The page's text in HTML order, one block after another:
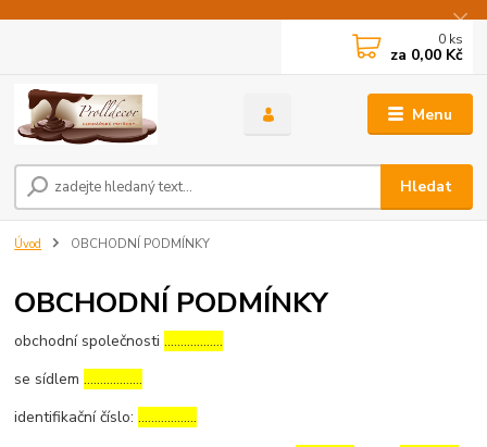
Menu
Hledat
0 ks
za 0,00 Kč
Úvod OBCHODNÍ PODMÍNKY
OBCHODNÍ PODMÍNKY
obchodní společnosti………………
se sídlem………………
identifikační číslo:………………